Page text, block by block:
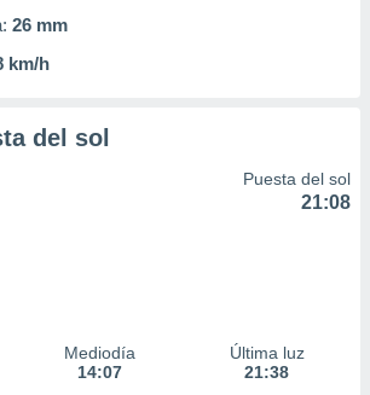
26 mm
km/h
del sol
Puesta del sol
21:08
Mediodía
14:07
Última luz
21:38